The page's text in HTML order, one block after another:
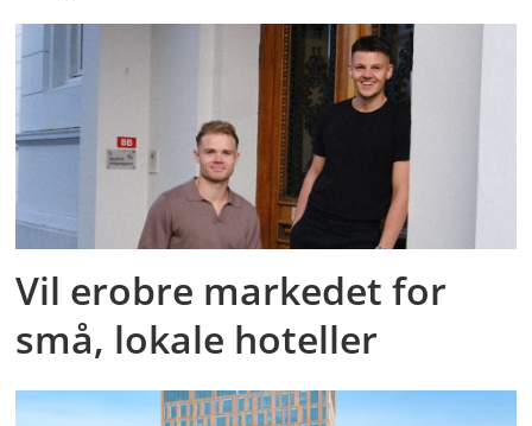
Vil erobre markedet for
små, lokale hoteller